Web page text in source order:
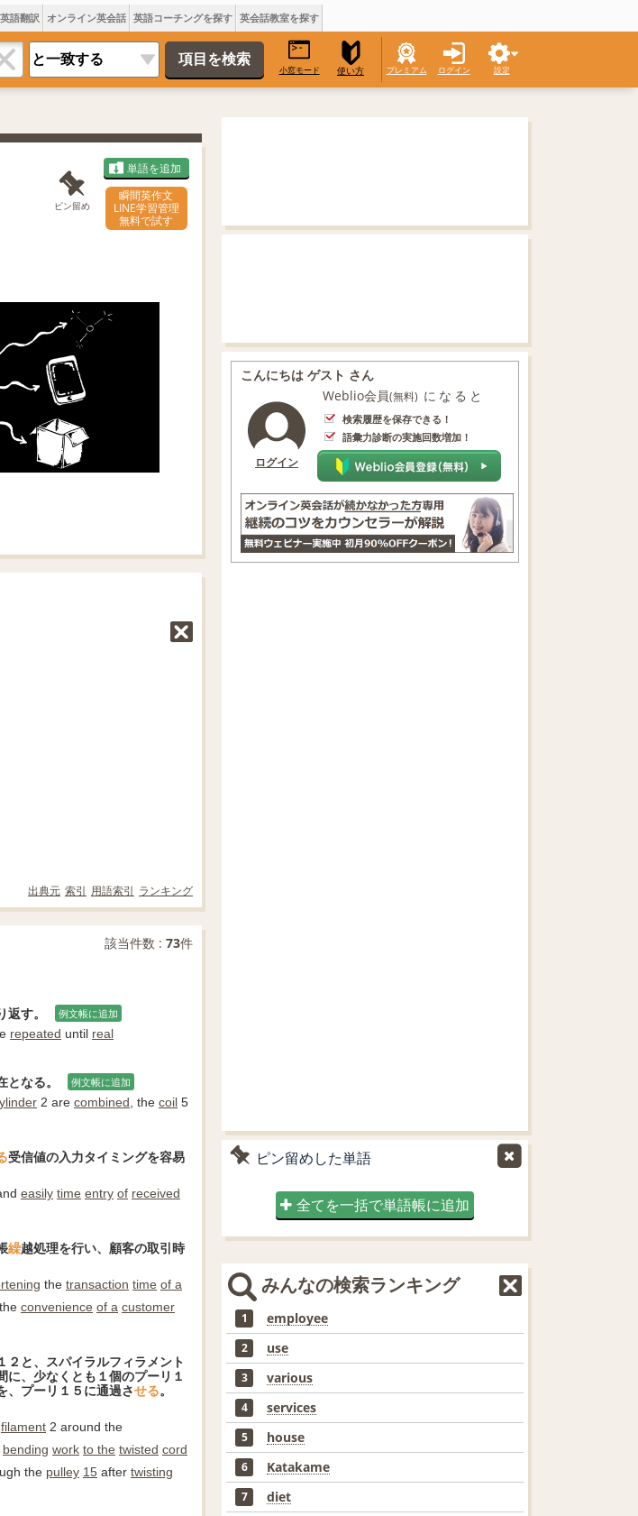
英語翻訳 オンライン英会話 英語コーチングを探す 英会話教室を探す
小窓モード 使い方 プレミアム ログイン 設定
ピン留め
単語を追加
瞬間英作文
LINE学習管理
無料で試す
出典元 索引 用語索引 ランキング
該当件数 : 73件
返す。 例文帳に追加
repeated until real
なる。 例文帳に追加
2 are combined , the coil 5
受信値の入力タイミングを容易
easily time entry of received
繰越処理を行い、顧客の取引時
the transaction time of a
the convenience of a customer
２と、スパイラルフィラメント
に、少なくとも１個のプーリ１
、プーリ１５に通過させる。
filament 2 around the
bending work to the twisted cord
the pulley 15 after twisting
こんにちは ゲスト さん
ログイン
Weblio会員(無料) になると
検索履歴を保存できる！
語彙力診断の実施回数増加！
ピン留めした単語
全てを一括で単語帳に追加
みんなの検索ランキング
1 employee
2 use
3 various
4 services
5 house
6 Katakame
7 diet